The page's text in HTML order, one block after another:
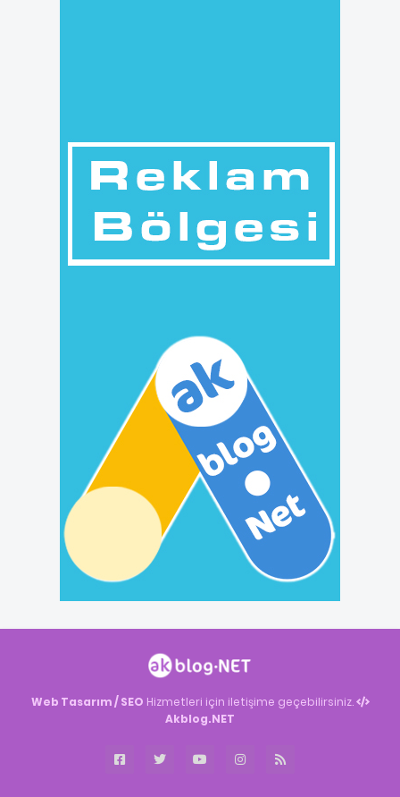
Web Tasarım / SEO Hizmetleri için iletişime geçebilirsiniz.
Akblog.NET